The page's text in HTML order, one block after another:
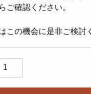
ご確認ください。
この機会に是非ご検討